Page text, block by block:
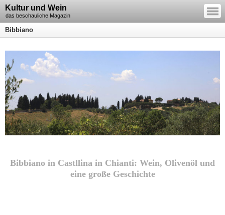
Kultur und Wein
das beschauliche Magazin
—
—
—
Bibbiano
Bibbiano in Castllina in Chianti: Wein, Olivenöl und
eine große Geschichte